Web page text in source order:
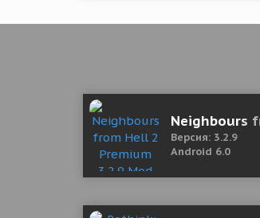
Neighbours
Версия: 3.2.9
Android 6.0